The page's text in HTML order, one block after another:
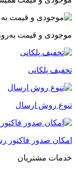
موجودی و قیمت
تخفیف پلکانی
تنوع روش ارسال
امکان صدور فاکتور
خدمات مشتریان